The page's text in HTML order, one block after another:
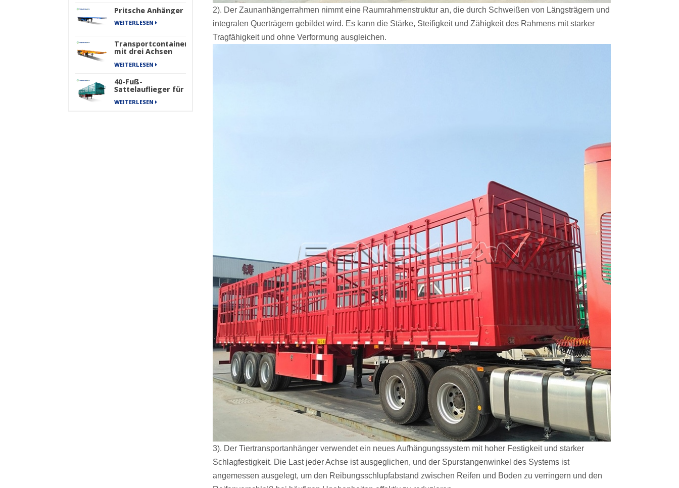
Sanitation Series
Pritsche Anhänger
WEITERLESEN
Transportcontainer
mit drei Achsen
von Skelett-
WEITERLESEN
40-Fuß-
Sattelauflieger für
schwere Güter,
Frachttransportzaun
WEITERLESEN
2). Der Zaunanhängerrahmen nimmt eine Raumrahmenstruktur an, die durch Schweißen von Längsträgern und
integralen Querträgern gebildet wird. Es kann die Stärke, Steifigkeit und Zähigkeit des Rahmens mit starker
Tragfähigkeit und ohne Verformung ausgleichen.
3). Der Tiertransportanhänger verwendet ein neues Aufhängungssystem mit hoher Festigkeit und starker
Schlagfestigkeit. Die Last jeder Achse ist ausgeglichen, und der Spurstangenwinkel des Systems ist
angemessen ausgelegt, um den Reibungsschlupfabstand zwischen Reifen und Boden zu verringern und den